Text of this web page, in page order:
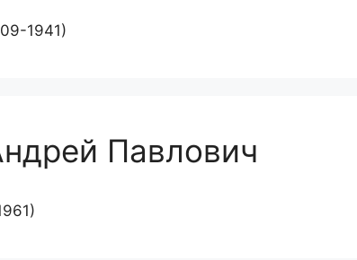
1941)
Павлович